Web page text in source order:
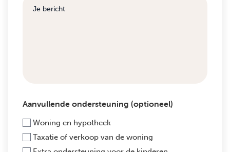
Aanvullende ondersteuning (optioneel)
Woning en hypotheek
Taxatie of verkoop van de woning